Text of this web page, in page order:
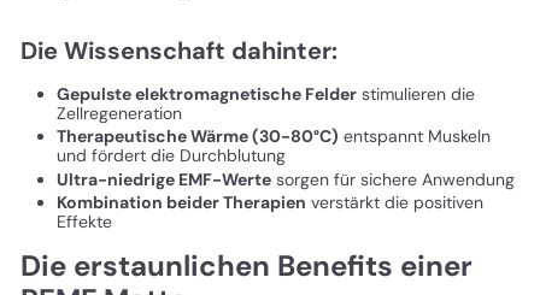
Die Wissenschaft dahinter:
Gepulste elektromagnetische Felder stimulieren die
Zellregeneration
Therapeutische Wärme (30-80°C) entspannt Muskeln
und fördert die Durchblutung
Ultra-niedrige EMF-Werte sorgen für sichere Anwendung
Kombination beider Therapien verstärkt die positiven
Effekte
Die erstaunlichen Benefits einer